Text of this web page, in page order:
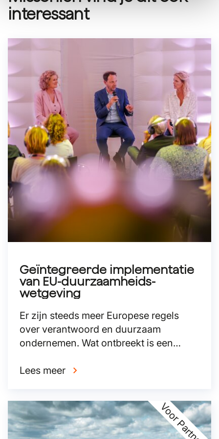
interessant
Geïntegreerde implementatie
van EU-duurzaamheids-
wetgeving
Er zijn steeds meer Europese regels
over verantwoord en duurzaam
ondernemen. Wat ontbreekt is een
bestaande duurzaamheidsregels.
Lees meer
Voor Partners